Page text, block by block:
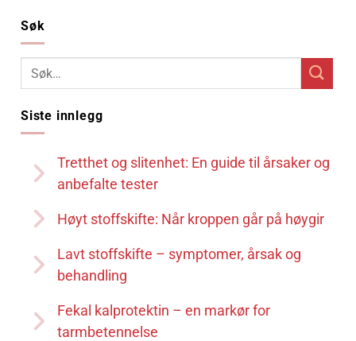
Søk
Siste innlegg
Tretthet og slitenhet: En guide til årsaker og
anbefalte tester
Høyt stoffskifte: Når kroppen går på høygir
Lavt stoffskifte – symptomer, årsak og
behandling
Fekal kalprotektin – en markør for
tarmbetennelse